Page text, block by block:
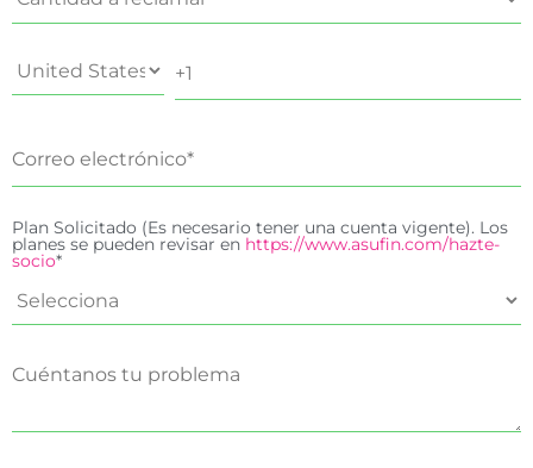
Plan Solicitado (Es necesario tener una cuenta vigente). Los
planes se pueden revisar en https://www.asufin.com/hazte-
socio*